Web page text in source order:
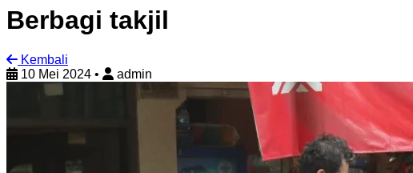
Berbagi takjil
Kembali
10 Mei 2024 • admin